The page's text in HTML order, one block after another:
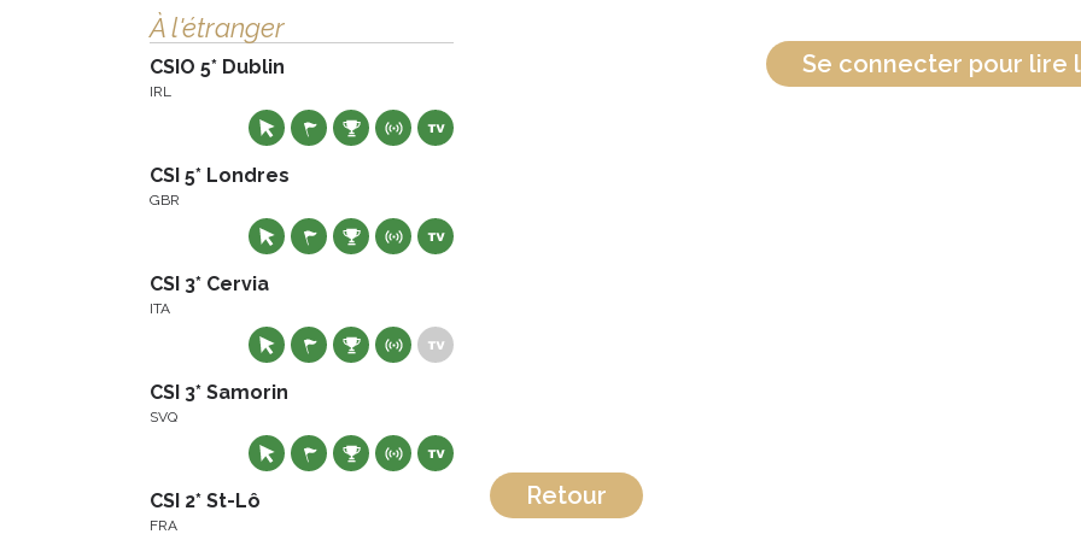
Se connecter pour lire
Retour
À l'étranger
CSIO 5* Dublin
IRL
CSI 5* Londres
GBR
CSI 3* Cervia
ITA
CSI 3* Samorin
SVQ
CSI 2* St-Lô
FRA